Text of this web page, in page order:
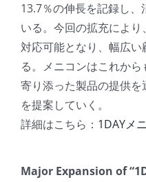
13.7％の伸長を記録し
いる。今回の拡充によ
対応可能となり、幅広
る。メニコンはこれか
寄り添った製品の提供
を提案していく。
詳細はこちら： 1DAYメ
Major Expansion of